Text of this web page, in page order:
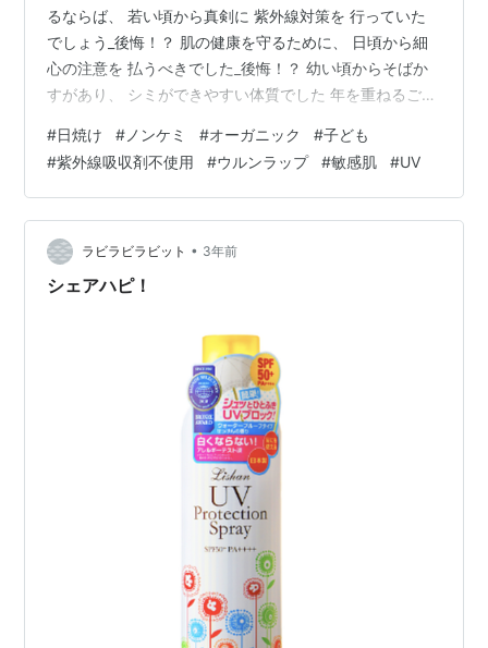
るならば、 若い頃から真剣に 紫外線対策を 行っていた
でしょう_後悔！？ 肌の健康を守るために、 日頃から細
心の注意を 払うべきでした_後悔！？ 幼い頃からそばか
すがあり、 シミができやすい体質でした 年を重ねるごと
いました これらの原因は、 ほかならぬ紫外線の影響 長
らく、日焼けして肌が色づくことを 気にしていませんで
した 昨年より故意にしている美容院の 夏に向かっての
「紫外線対策講座」を聞いて ほっておくと トンデモない
ことに？ しかし、実際には 紫外線はシミだけでなく、
シワやたる…
#日焼け # ノンケミ #オーガニック #子ども
#紫外線吸収剤不使用 #ウルンラップ #敏感肌 #UV
ラビラビラビット • 3年前
シェアハピ！